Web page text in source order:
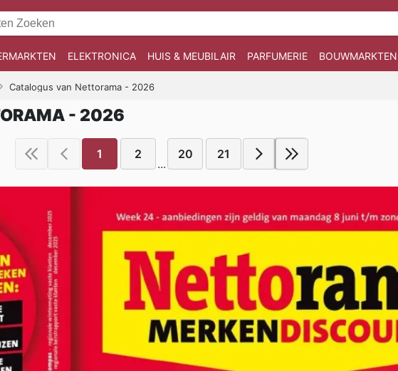
ELEKTRONICA HUIS & MEUBILAIR PARFUMERIE BOUWMARKTEN
Catalogus van Nettorama - 2026
- 2026
1 2
...
20 21